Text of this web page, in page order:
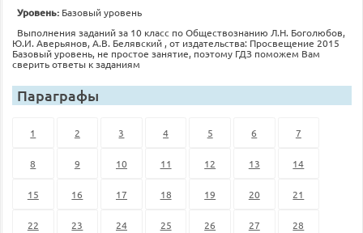
Уровень: Базовый уровень
Выполнения заданий за 10 класс по Обществознанию Л.Н. Боголюбов,
Ю.И. Аверьянов, А.В. Белявский , от издательства: Просвещение 2015
Базовый уровень, не простое занятие, поэтому ГДЗ поможем Вам
сверить ответы к заданиям
Параграфы
1 2 3 4 5 6 7
8 9 10 11 12 13 14
15 16 17 18 19 20 21
22 23 24 25 26 27 28